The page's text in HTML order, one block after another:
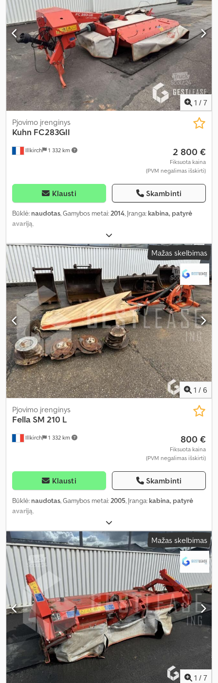
1 / 7
Illkirch 1 332 km
Pjovimo įrenginys
Kuhn FC283GII
2 800 €
Fiksuota kaina
(PVM negalimas išskirti)
Klausti Skambinti
Būklė: naudotas, Gamybos metai: 2014, Įranga: kabina, patyrė
avariją
Mažas skelbimas
1 / 6
Illkirch 1 332 km
Pjovimo įrenginys
Fella SM 210 L
800 €
Fiksuota kaina
(PVM negalimas išskirti)
Klausti Skambinti
Būklė: naudotas, Gamybos metai:2005, Įranga: kabina, patyrė
avariją,
Mažas skelbimas
1 / 7